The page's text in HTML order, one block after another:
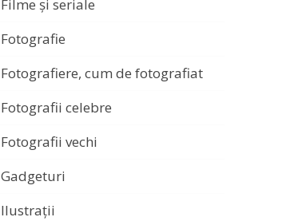
Filme și seriale
Fotografie
Fotografiere, cum de fotografiat
Fotografii celebre
Fotografii vechi
Gadgeturi
Ilustrații